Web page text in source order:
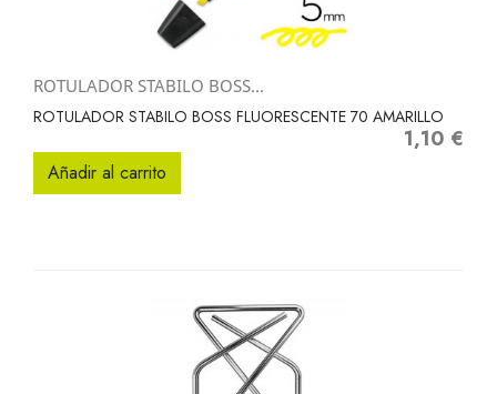
ROTULADOR STABILO BOSS...
ROTULADOR STABILO BOSS FLUORESCENTE 70 AMARILLO
Precio
1,10 €
Añadir al carrito